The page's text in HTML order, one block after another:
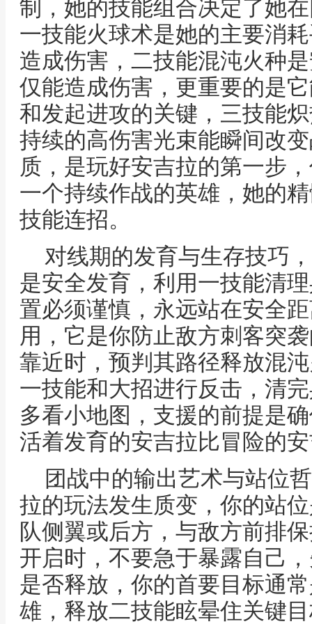
制，她的技能组合决定了她
一技能火球术是她的主要消
造成伤害，二技能混沌火种
仅能造成伤害，更重要的是
和发起进攻的关键，三技能
持续的高伤害光束能瞬间改
质，是玩好安吉拉的第一步
一个持续作战的英雄，她的
技能连招。
对线期的发育与生存技巧
是安全发育，利用一技能清
置必须谨慎，永远站在安全
用，它是你防止敌方刺客突
靠近时，预判其路径释放混
一技能和大招进行反击，清
多看小地图，支援的前提是
活着发育的安吉拉比冒险的
团战中的输出艺术与站位
拉的玩法发生质变，你的站
队侧翼或后方，与敌方前排
开启时，不要急于暴露自己
是否释放，你的首要目标通
雄，释放二技能眩晕住关键